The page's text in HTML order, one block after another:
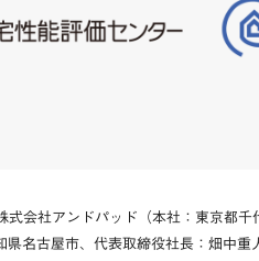
会社アンドパッド（本社：東京都
名古屋市、代表取締役社長：畑中